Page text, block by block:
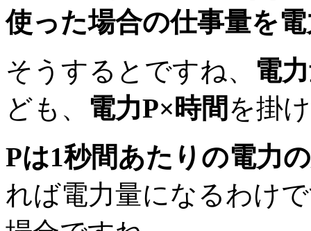
使った場合の仕事量を
そうするとですね、 電
ども、 電力P×時間 を掛
Pは1秒間あたりの電力
れば電力量になるわけ